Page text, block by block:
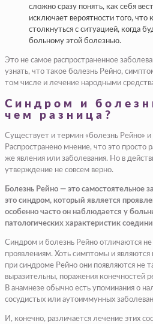
сложно сразу понять, как себя
исключает вероятности того, что
столкнуться с ситуацией, когда
больному этой болезнью.
Это не самое распространенное
узнать, что такое болезнь Рейно,
том числе и лечение народными
Синдром и
чем разница?
Существует и термин «болезнь Рейно»
Распространено мнение, что это просто
же явления или заболевания. Но в
утверждение не совсем верно.
Болезнь Рейно — это самостоятельное
это синдром, который является
особенно часто он наблюдается у
патологических характеристик
Синдром и болезнь Рейно отличаются не
проявлениям. Хоть симптомы и
при синдроме Рейно они появляются не
выразительны, поражения конечностей
В анамнезе обычно есть упоминания о
сосудистых или аутоиммунных
И, конечно, различается лечение этих